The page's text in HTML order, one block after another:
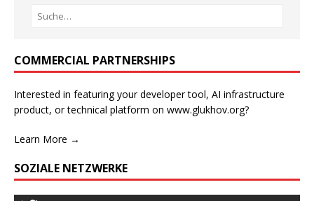
COMMERCIAL PARTNERSHIPS
Interested in featuring your developer tool, AI infrastructure
product, or technical platform on www.glukhov.org?
Learn More →
SOZIALE NETZWERKE